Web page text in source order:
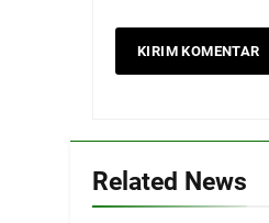
Related News